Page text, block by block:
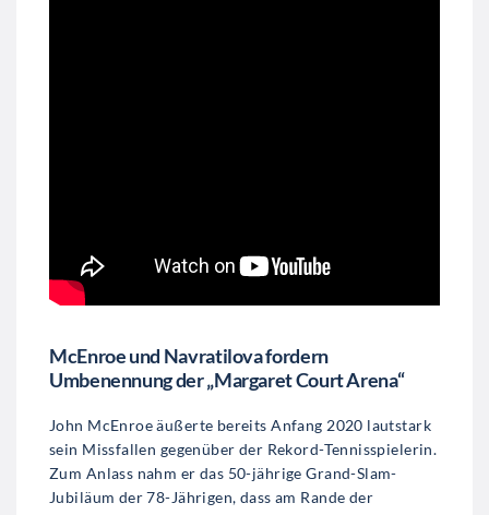
McEnroe und Navratilova fordern
Umbenennung der „Margaret Court Arena“
John McEnroe äußerte bereits Anfang 2020 lautstark
sein Missfallen gegenüber der Rekord-Tennisspielerin.
Zum Anlass nahm er das 50-jährige Grand-Slam-
Jubiläum der 78-Jährigen, dass am Rande der